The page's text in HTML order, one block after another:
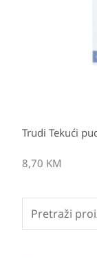
Trudi Tekući
8,70 KM
Pretraži: